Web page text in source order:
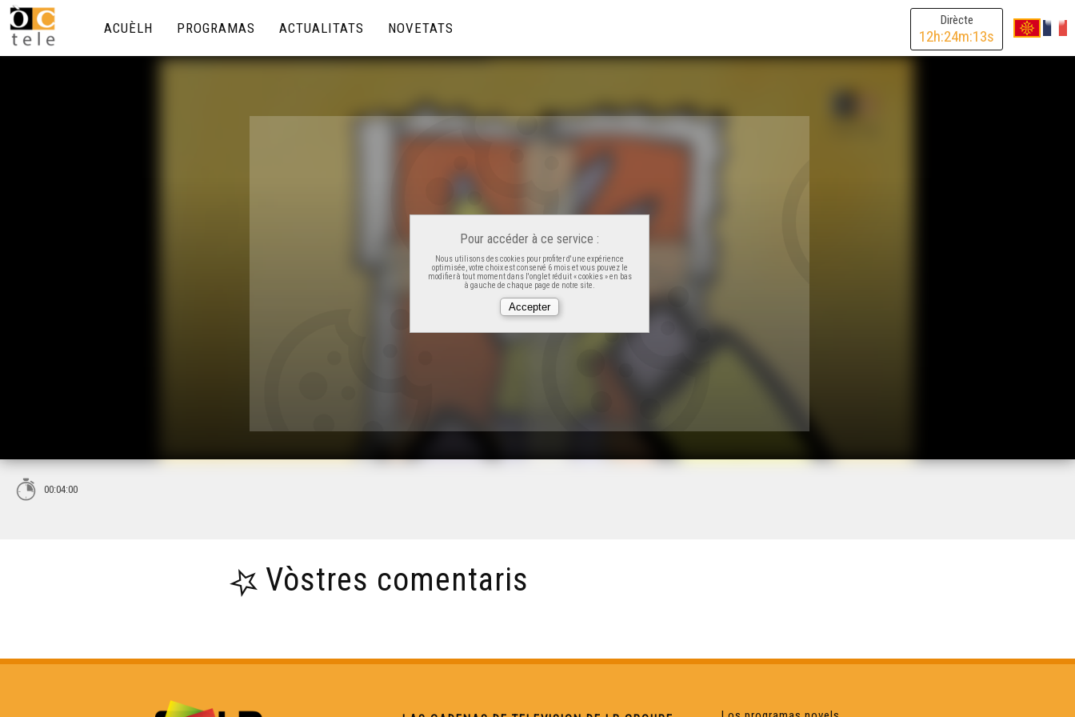
Dirècte
12h:24m:13s
ACUÈLH PROGRAMAS ACTUALITATS NOVETATS
Pour accéder à ce service :
Nous utilisons des cookies pour profiter d'une expérience
optimisée, votre choix est conservé 6 mois et vous pouvez le
modifier à tout moment dans l'onglet réduit « cookies » en bas
à gauche de chaque page de notre site.
00:04:00
Vòstres comentaris